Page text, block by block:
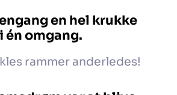
en hel krukke
én omgang.
rammer anderledes!